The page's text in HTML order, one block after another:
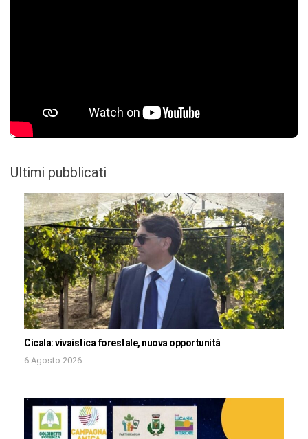
Ultimi pubblicati
Cicala: vivaistica forestale, nuova opportunità
6 Agosto 2026